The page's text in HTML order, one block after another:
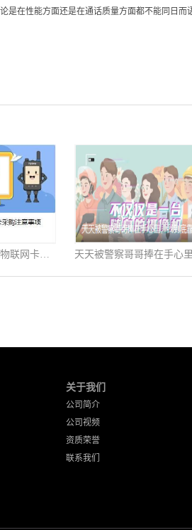
是在性能方面还是在通话质量方面都不能同日
小海课堂 | 公网对讲机物联网卡采购注意事项
关于我们
公司简介
公司视频
资质荣誉
联系我们